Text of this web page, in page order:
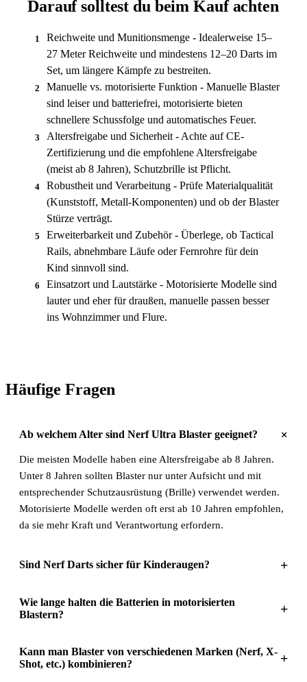
Darauf solltest du beim Kauf achten
1
Reichweite und Munitionsmenge - Idealerweise 15–
27 Meter Reichweite und mindestens 12–20 Darts im
Set, um längere Kämpfe zu bestreiten.
2
Manuelle vs. motorisierte Funktion - Manuelle Blaster
sind leiser und batteriefrei, motorisierte bieten
schnellere Schussfolge und automatisches Feuer.
3
Altersfreigabe und Sicherheit - Achte auf CE-
Zertifizierung und die empfohlene Altersfreigabe
(meist ab 8 Jahren), Schutzbrille ist Pflicht.
4
Robustheit und Verarbeitung - Prüfe Materialqualität
(Kunststoff, Metall-Komponenten) und ob der Blaster
Stürze verträgt.
5
Erweiterbarkeit und Zubehör - Überlege, ob Tactical
Rails, abnehmbare Läufe oder Fernrohre für dein
Kind sinnvoll sind.
6
Einsatzort und Lautstärke - Motorisierte Modelle sind
lauter und eher für draußen, manuelle passen besser
ins Wohnzimmer und Flure.
Häufige Fragen
Ab welchem Alter sind Nerf Ultra Blaster geeignet? +
Die meisten Modelle haben eine Altersfreigabe ab 8 Jahren.
Unter 8 Jahren sollten Blaster nur unter Aufsicht und mit
entsprechender Schutzausrüstung (Brille) verwendet werden.
Motorisierte Modelle werden oft erst ab 10 Jahren empfohlen,
da sie mehr Kraft und Verantwortung erfordern.
Sind Nerf Darts sicher für Kinderaugen? +
Wie lange halten die Batterien in motorisierten
Blastern?
+
Kann man Blaster von verschiedenen Marken (Nerf, X-
Shot, etc.) kombinieren?
+